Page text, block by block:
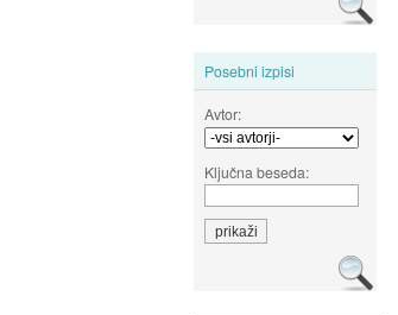
Posebni izpisi
Avtor:
Ključna beseda: